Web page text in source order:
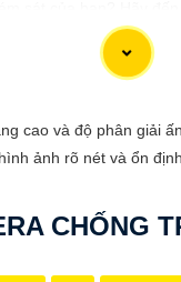
rõ nét và độ tin cậy
của bạn ngay hôm nay!"
cao và độ phân giải
ảnh rõ nét và ổn
CHỐNG